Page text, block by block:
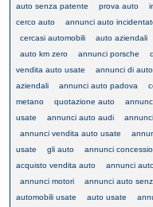
auto senza patente
prova auto
cerco auto
annunci auto
cercasi automobili
auto aziendali
auto km zero
annunci porsche
vendita auto usate
annunci di auto
aziendali
annunci auto padova
metano
quotazione auto
usate
annunci auto audi
annunci vendita auto usate
usate
gli auto annunci
acquisto vendita auto
annunci
annunci motori
annunci auto
automobili usate
auto usate